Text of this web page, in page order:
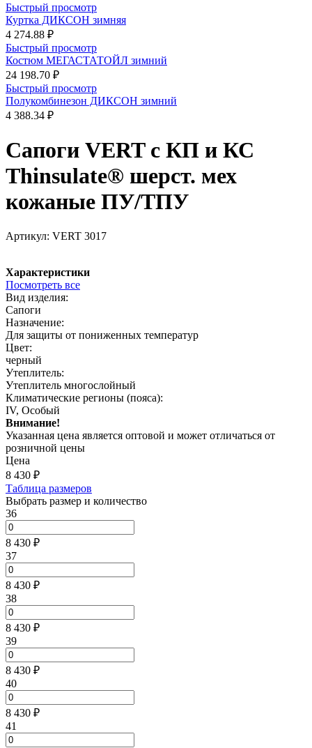
Быстрый просмотр
Куртка ДИКСОН зимняя
4 274.88 ₽
Быстрый просмотр
Костюм МЕГАСТАТОЙЛ зимний
24 198.70 ₽
Быстрый просмотр
Полукомбинезон ДИКСОН зимний
4 388.34 ₽
Сапоги VERT с КП и КС
Thinsulate® шерст. мех
кожаные ПУ/ТПУ
Артикул: VERT 3017
Характеристики
Посмотреть все
Вид изделия:
Сапоги
Назначение:
Для защиты от пониженных температур
Цвет:
черный
Утеплитель:
Утеплитель многослойный
Климатические регионы (пояса):
IV, Особый
Внимание!
Указанная цена является оптовой и может отличаться от
розничной цены
Цена
8 430 ₽
Таблица размеров
Выбрать размер и количество
36
8 430 ₽
37
8 430 ₽
38
8 430 ₽
39
8 430 ₽
40
8 430 ₽
41